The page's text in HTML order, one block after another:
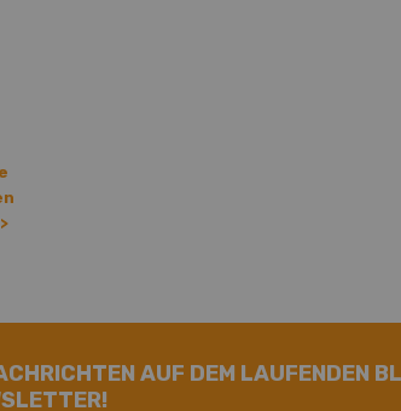
>
AUF DEM LAUFENDEN